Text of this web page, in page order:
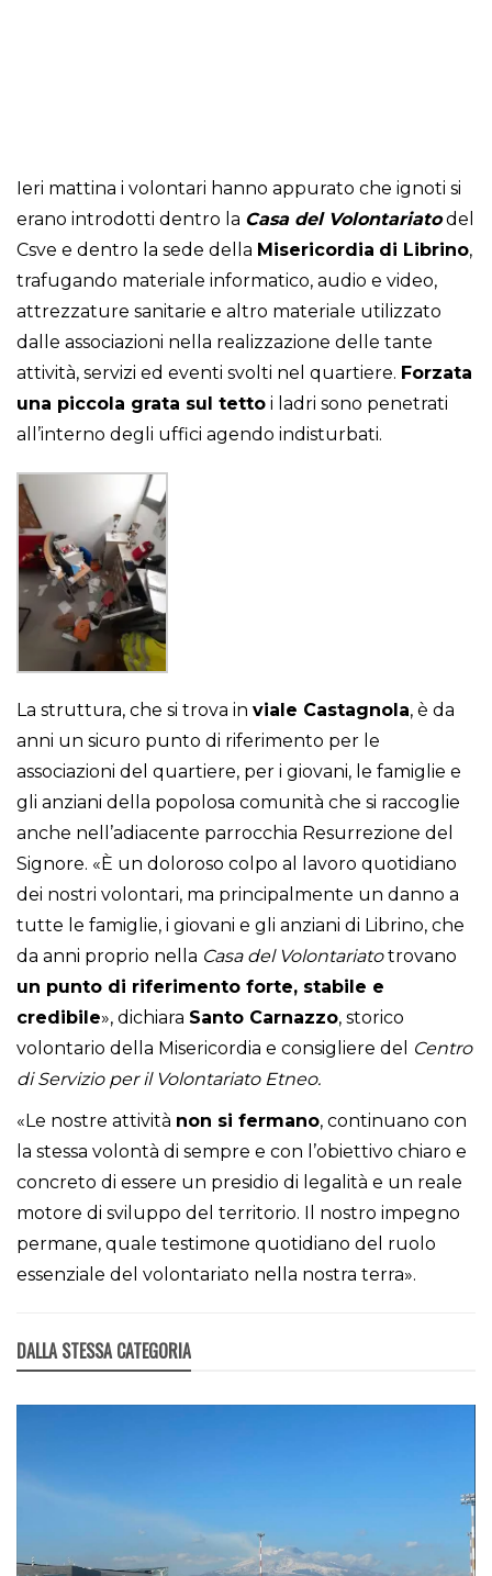
Ieri mattina i volontari hanno appurato che ignoti si
erano introdotti dentro la Casa del Volontariatodel
Csve e dentro la sede della Misericordia di Librino,
trafugando materiale informatico, audio e video,
attrezzature sanitarie e altro materiale utilizzato
dalle associazioni nella realizzazione delle tante
attività, servizi ed eventi svolti nel quartiere. Forzata
una piccola grata sul tetto i ladri sono penetrati
all’interno degli uffici agendo indisturbati.
La struttura, che si trova in viale Castagnola, è da
anni un sicuro punto di riferimento per le
associazioni del quartiere, per i giovani, le famiglie e
gli anziani della popolosa comunità che si raccoglie
anche nell’adiacente parrocchia Resurrezione del
Signore. «È un doloroso colpo al lavoro quotidiano
dei nostri volontari, ma principalmente un danno a
tutte le famiglie, i giovani e gli anziani di Librino, che
da anni proprio nella Casa del Volontariatotrovano
un punto di riferimento forte, stabile e
credibile», dichiara Santo Carnazzo, storico
volontario della Misericordia e consigliere del
Centro
di Servizio per il Volontariato Etneo.
«Le nostre attività non si fermano, continuano con
la stessa volontà di sempre e con l’obiettivo chiaro e
concreto di essere un presidio di legalità e un reale
motore di sviluppo del territorio. Il nostro impegno
permane, quale testimone quotidiano del ruolo
essenziale del volontariato nella nostra terra».
DALLA STESSA CATEGORIA